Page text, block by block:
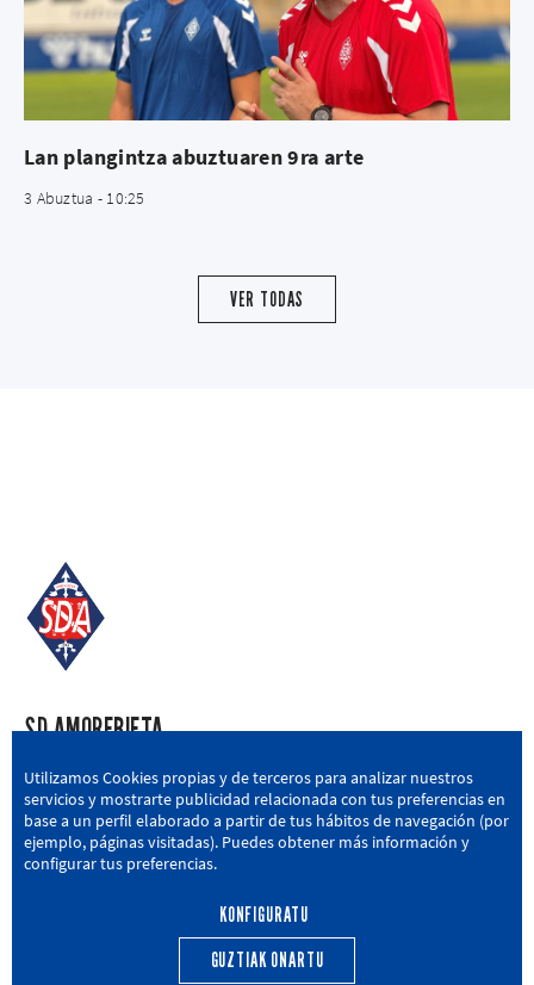
Lan plangintza abuztuaren 9ra arte
3 Abuztua - 10:25
VER TODAS
SD AMOREBIETA
San Miguel Kalea, 16, 48340 Amorebieta, Bizkaia
946 604 751 | sda@sdamorebieta.eus
EGUTEGIA
Utilizamos Cookies propias y de terceros para analizar nuestros
servicios y mostrarte publicidad relacionada con tus preferencias en
base a un perfil elaborado a partir de tus hábitos de navegación (por
ejemplo, páginas visitadas). Puedes obtener más información y
configurar tus preferencias.
KONFIGURATU
GUZTIAK ONARTU